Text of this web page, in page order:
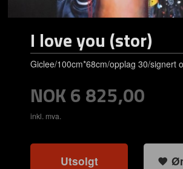
I love you (stor)
Giclee/100cm*68cm/opplag 30/signert
Pris
NOK6 825,00
inkl. mva.
Utsolgt